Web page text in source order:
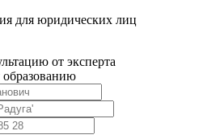
для юридических лиц
от эксперта